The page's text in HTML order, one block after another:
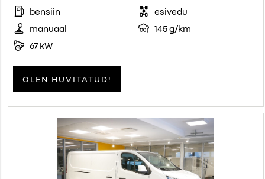
bensiin
esivedu
manuaal
145 g/km
67 kW
OLEN HUVITATUD!